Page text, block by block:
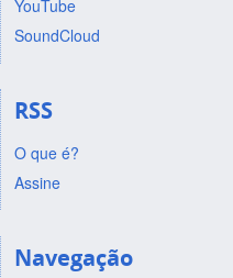
YouTube
SoundCloud
RSS
O que é?
Assine
Navegação